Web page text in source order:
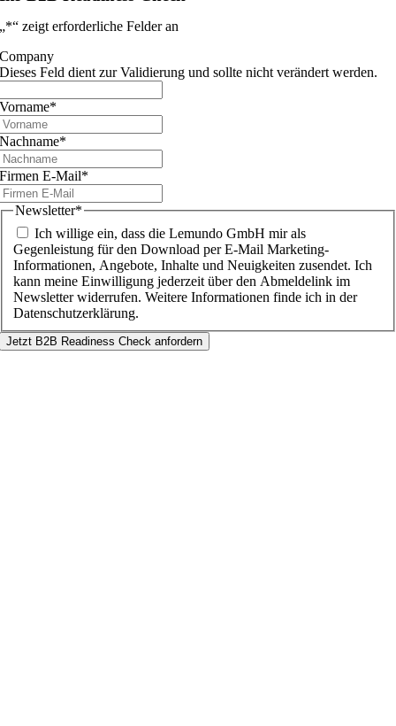
„*“ zeigt erforderliche Felder an
Company
Dieses Feld dient zur Validierung und sollte nicht verändert werden.
Vorname*
Nachname*
Firmen E-Mail*
Newsletter*
Ich willige ein, dass die Lemundo GmbH mir als
Gegenleistung für den Download per E-Mail Marketing-
Informationen, Angebote, Inhalte und Neuigkeiten zusendet. Ich
kann meine Einwilligung jederzeit über den Abmeldelink im
Newsletter widerrufen. Weitere Informationen finde ich in der
Datenschutzerklärung.
Jetzt B2B Readiness Check anfordern